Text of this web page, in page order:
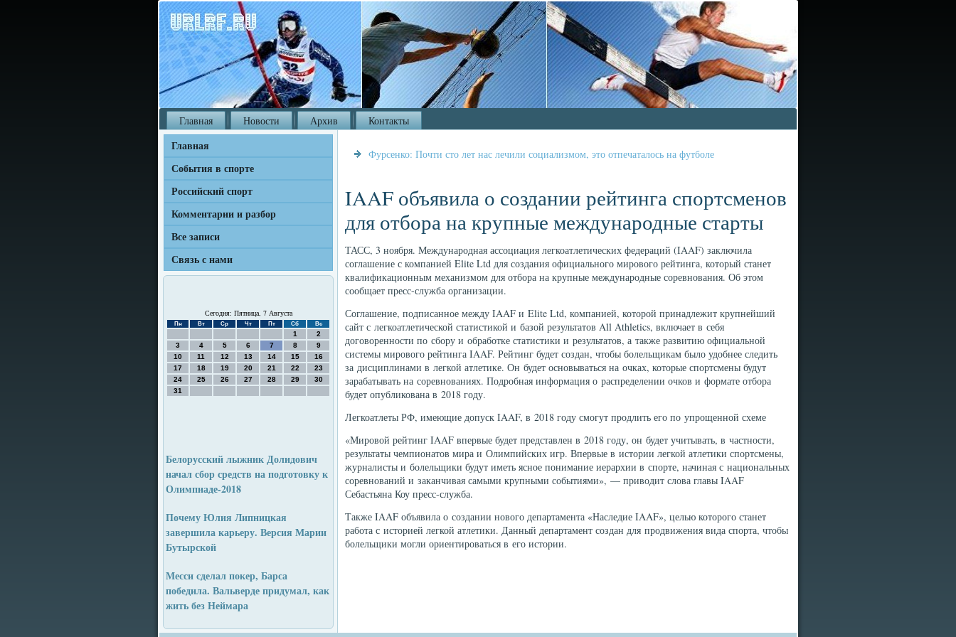
Главная Новости Архив Контакты
Главная
События в спорте
Российский спорт
Комментарии и разбор
Все записи
Связь с нами
Сегодня: Пятница, 7 Августа
Пн Вт Ср Чт Пт Сб Вс
1
2
3
4 5 6 7 8
9
10
11 12 13 14 15
16
17
18 19 20 21 22
23
24
25 26 27 28 29
30
31
Белорусский лыжник Долидович
начал сбор средств на подготовку к
Олимпиаде-2018
Почему Юлия Липницкая
завершила карьеру. Версия Марии
Бутырской
Месси сделал покер, Барса
победила. Вальверде придумал, как
жить без Неймара
Фурсенко: Почти сто лет нас лечили социализмом, это отпечаталось на футболе
IAAF объявила о создании рейтинга спортсменов
для отбора на крупные международные старты
ТАСС, 3 ноября. Международная ассоциация легкоатлетических федераций (IAAF) заключила
соглашение с компанией Elite Ltd для создания официального мирового рейтинга, который станет
квалификационным механизмом для отбора на крупные международные соревнования. Об этом
сообщает пресс-служба организации.
Соглашение, подписанное между IAAF и Elite Ltd, компанией, которой принадлежит крупнейший
сайт с легкоатлетической статистикой и базой результатов All Athletics, включает в себя
договоренности по сбору и обработке статистики и результатов, а также развитию официальной
системы мирового рейтинга IAAF. Рейтинг будет создан, чтобы болельщикам было удобнее следить
за дисциплинами в легкой атлетике. Он будет основываться на очках, которые спортсмены будут
зарабатывать на соревнованиях. Подробная информация о распределении очков и формате отбора
будет опубликована в 2018 году.
Легкоатлеты РФ, имеющие допуск IAAF, в 2018 году смогут продлить его по упрощенной схеме
«Мировой рейтинг IAAF впервые будет представлен в 2018 году, он будет учитывать, в частности,
результаты чемпионатов мира и Олимпийских игр. Впервые в истории легкой атлетики спортсмены,
журналисты и болельщики будут иметь ясное понимание иерархии в спорте, начиная с национальных
соревнований и заканчивая самыми крупными событиями», — приводит слова главы IAAF
Себастьяна Коу пресс-служба.
Также IAAF объявила о создании нового департамента «Наследие IAAF», целью которого станет
работа с историей легкой атлетики. Данный департамент создан для продвижения вида спорта, чтобы
болельщики могли ориентироваться в его истории.